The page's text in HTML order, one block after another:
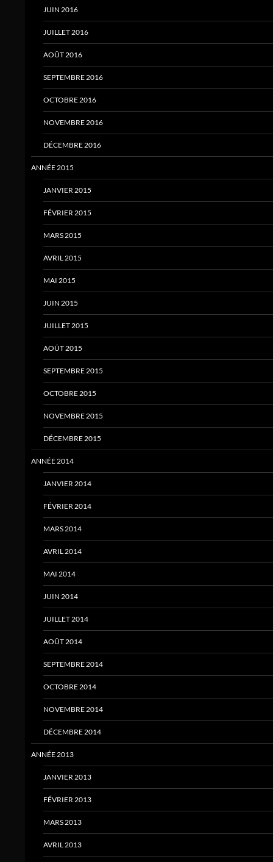
JUIN 2016
JUILLET 2016
AOÛT 2016
SEPTEMBRE 2016
OCTOBRE 2016
NOVEMBRE 2016
DÉCEMBRE 2016
ANNÉE 2015
JANVIER 2015
FÉVRIER 2015
MARS 2015
AVRIL 2015
MAI 2015
JUIN 2015
JUILLET 2015
AOÛT 2015
SEPTEMBRE 2015
OCTOBRE 2015
NOVEMBRE 2015
DÉCEMBRE 2015
ANNÉE 2014
JANVIER 2014
FÉVRIER 2014
MARS 2014
AVRIL 2014
MAI 2014
JUIN 2014
JUILLET 2014
AOÛT 2014
SEPTEMBRE 2014
OCTOBRE 2014
NOVEMBRE 2014
DÉCEMBRE 2014
ANNÉE 2013
JANVIER 2013
FÉVRIER 2013
MARS 2013
AVRIL 2013